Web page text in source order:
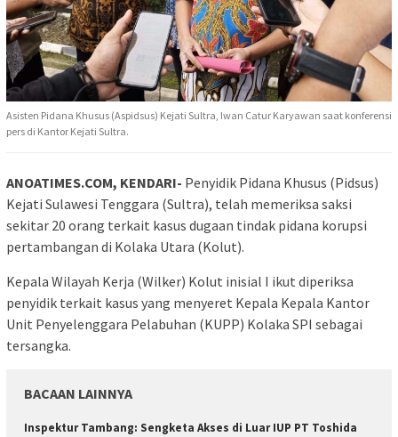
Asisten Pidana Khusus (Aspidsus) Kejati Sultra, Iwan Catur Karyawan saat konferensi
pers di Kantor Kejati Sultra.
ANOATIMES.COM, KENDARI- Penyidik Pidana Khusus (Pidsus)
Kejati Sulawesi Tenggara (Sultra), telah memeriksa saksi
sekitar 20 orang terkait kasus dugaan tindak pidana korupsi
pertambangan di Kolaka Utara (Kolut).
Kepala Wilayah Kerja (Wilker) Kolut inisial I ikut diperiksa
penyidik terkait kasus yang menyeret Kepala Kepala Kantor
Unit Penyelenggara Pelabuhan (KUPP) Kolaka SPI sebagai
tersangka.
BACAAN LAINNYA
Inspektur Tambang: Sengketa Akses di Luar IUP PT Toshida